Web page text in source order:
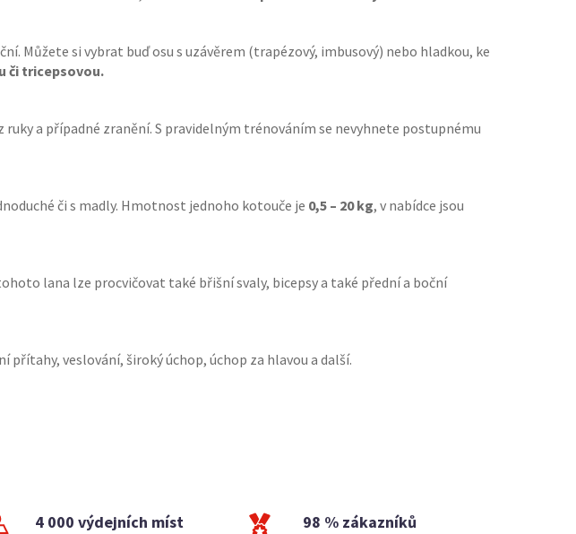
Můžete si vybrat buď osu s uzávěrem (trapézový, imbusový) nebo hladkou, ke
či tricepsovou.
a případné zranění. S pravidelným trénováním se nevyhnete postupnému
či s madly. Hmotnost jednoho kotouče je 0,5 – 20 kg, v nabídce jsou
lana lze procvičovat také břišní svaly, bicepsy a také přední a boční
přítahy, veslování, široký úchop, úchop za hlavou a další.
4 000 výdejních míst 98 % zákazníků